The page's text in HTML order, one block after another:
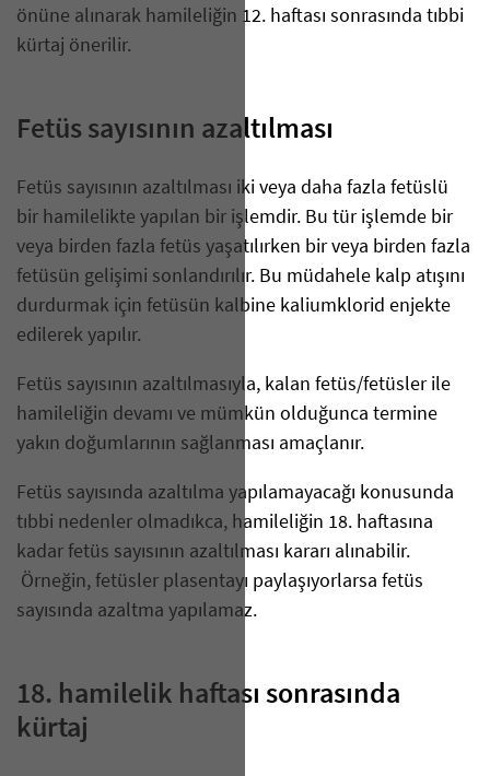
önüne alınarak hamileliğin 12. haftası sonrasında tıbbi
kürtaj önerilir.
Fetüs sayısının azaltılması
Fetüs sayısının azaltılması iki veya daha fazla fetüslü
bir hamilelikte yapılan bir işlemdir. Bu tür işlemde bir
veya birden fazla fetüs yaşatılırken bir veya birden fazla
fetüsün gelişimi sonlandırılır. Bu müdahele kalp atışını
durdurmak için fetüsün kalbine kaliumklorid enjekte
edilerek yapılır.
Fetüs sayısının azaltılmasıyla, kalan fetüs/fetüsler ile
hamileliğin devamı ve mümkün olduğunca termine
yakın doğumlarının sağlanması amaçlanır.
Fetüs sayısında azaltılma yapılamayacağı konusunda
tıbbi nedenler olmadıkca, hamileliğin 18. haftasına
kadar fetüs sayısının azaltılması kararı alınabilir.
Örneğin, fetüsler plasentayı paylaşıyorlarsa fetüs
sayısında azaltma yapılamaz.
18. hamilelik haftası sonrasında
kürtaj